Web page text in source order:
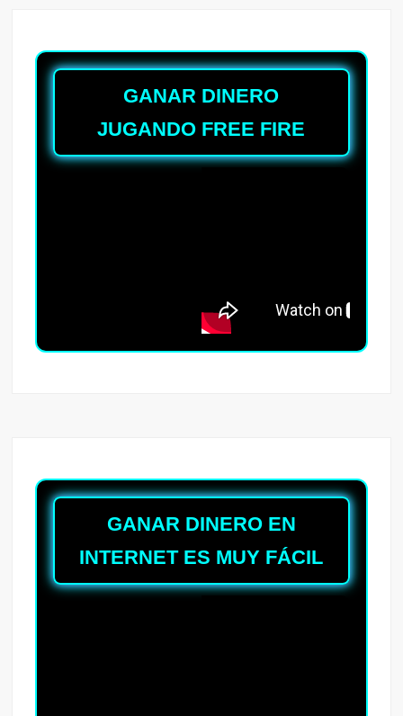
GANAR DINERO
JUGANDO FREE FIRE
GANAR DINERO EN
INTERNET ES MUY FÁCIL